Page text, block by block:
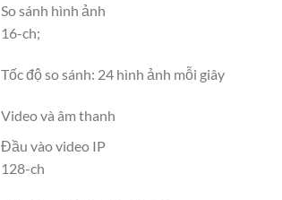
So sánh hình ảnh
16-ch;
Tốc độ so sánh: 24 hình ảnh mỗi giây
Video và âm thanh
Đầu vào video IP
128-ch